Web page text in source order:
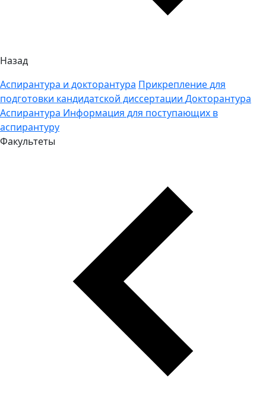
Назад
Аспирантура и докторантура Прикрепление для
подготовки кандидатской диссертации Докторантура
Аспирантура Информация для поступающих в
аспирантуру
Факультеты